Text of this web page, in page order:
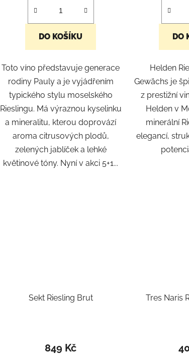
DO KOŠÍKU
Toto víno představuje generace
rodiny Pauly a je vyjádřením
typického stylu moselského
Rieslingu. Má výraznou kyselinku
a mineralitu, kterou doprovází
aroma citrusových plodů,
zelených jablíček a lehké
květinové tóny. Nyní v akci 5+1...
DO
Helden
Gewächs je
z prestižní
Helden v
minerální
elegancí,
Sekt Riesling Brut
849 Kč
Tres Naris